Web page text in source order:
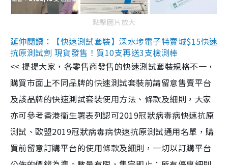
點擊圖片放大
延伸閱讀：【快速測試套裝】深水埗電子特賣城$15快速
抗原測試劑 現貨發售！買10支再送3支檢測棒
<< 提提大家，各零售商發售的快速測試套裝規格不一，
購買市面上不同品牌的快速測試套裝前請留意售賣平台
及該品牌的快速測試套裝使用方法、條款及細則，大家
亦可參考香港衞生署表列認可2019冠狀病毒病快速抗原
測試、歐盟2019冠狀病毒病快速抗原測試通用名單，購
買前留意訂購平台的使用條款及細則，一切以訂購平台